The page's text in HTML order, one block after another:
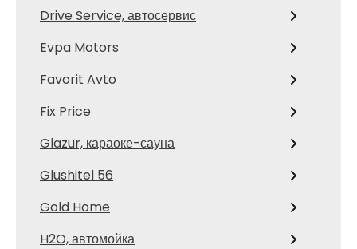
Drive Service, автосервис
Evpa Motors
Favorit Avto
Fix Price
Glazur, караоке-сауна
Glushitel 56
Gold Home
H2O, автомойка